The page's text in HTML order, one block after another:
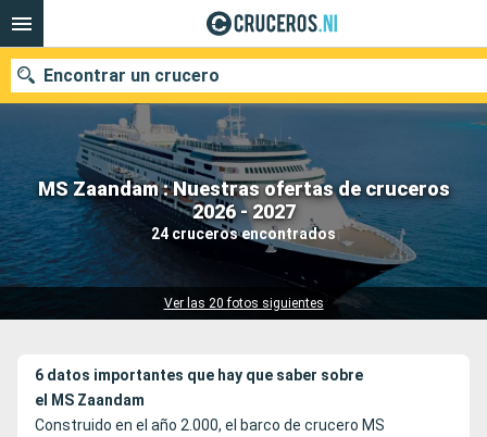
MS Zaandam : Nuestras ofertas de cruceros
2026 - 2027
24 cruceros encontrados
Ver las 20 fotos siguientes
Encontrar un crucero
Nuestros destinos
Fecha de salida
Compañías
6 datos importantes que hay que saber sobre
el MS Zaandam
Construido en el año 2.000, el barco de crucero MS